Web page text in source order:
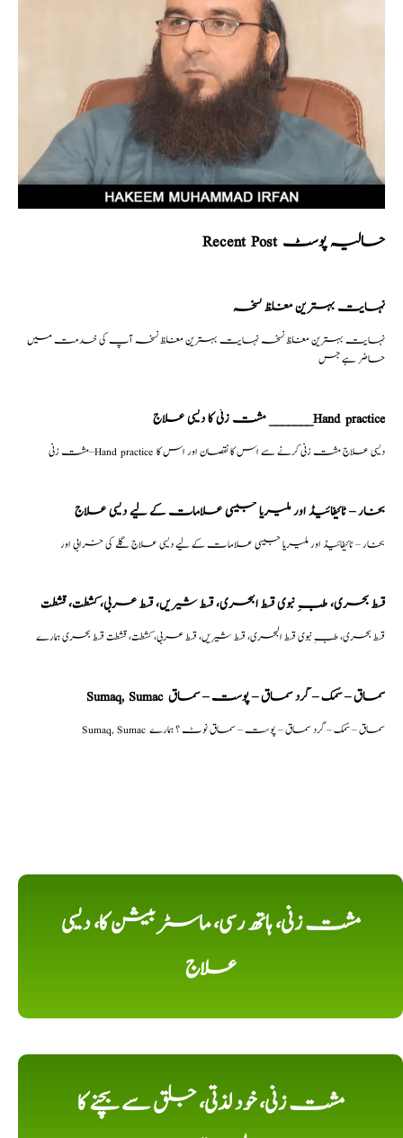
Recent Post حالیہ پوسٹ
نہایت بہترین مغلظ نسخہ
نہایت بہترین مغلظ نسخہ نہایت بہترین مغلظ نسخہ آپ کی خدمت میں
حاضر ہے جس
مشت زنی کا دیسی علاج _______Hand practice
مشت زنی–Hand practice دیسی علاج مشت زنی کرنے سے اس کا نقصان اور اس کا
بخار – ٹائیفائیڈ اور ملیریا جیسی علامات کے لیے دیسی علاج
بخار – ٹائیفائیڈ اور ملیریا جیسی علامات کے لیے دیسی علاج گلے کی خرابی اور
قسط بحری، طبِ نبوی قسط البحری، قسط شیریں، قسط عربی، كشطت، قشطت
قسط بحری، طبِ نبوی قسط البحری، قسط شیریں، قسط عربی، كشطت، قشطت قسط بحری ہمارے
Sumaq, Sumac سماق – سُمک – گرد سماق – پوست – سماق
Sumaq, Sumac سماق – سُمک – گرد سماق – پوست – سماق نوٹ ؟ ہمارے
مشت زنی، ہاتھ رسی، ماسٹر بیشن کا، دیسی
علاج
مشت زنی، خود لذتی، جلق سے بچنے کا